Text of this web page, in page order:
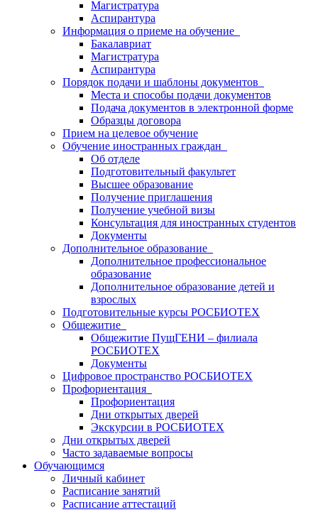
Магистратура
Аспирантура
Информация о приеме на обучение
Бакалавриат
Магистратура
Аспирантура
Порядок подачи и шаблоны документов
Места и способы подачи документов
Подача документов в электронной форме
Образцы договора
Прием на целевое обучение
Обучение иностранных граждан
Об отделе
Подготовительный факультет
Высшее образование
Получение приглашения
Получение учебной визы
Консультация для иностранных студентов
Документы
Дополнительное образование
Дополнительное профессиональное
образование
Дополнительное образование детей и
взрослых
Подготовительные курсы РОСБИОТЕХ
Общежитие
Общежитие ПущГЕНИ – филиала
РОСБИОТЕХ
Документы
Цифровое пространство РОСБИОТЕХ
Профориентация
Профориентация
Дни открытых дверей
Экскурсии в РОСБИОТЕХ
Дни открытых дверей
Часто задаваемые вопросы
Обучающимся
Личный кабинет
Расписание занятий
Расписание аттестаций